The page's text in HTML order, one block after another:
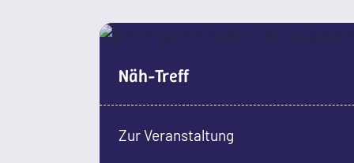
Näh-Treff
Zur Veranstaltung